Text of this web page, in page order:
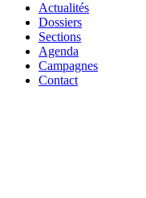
Actualités
Dossiers
Sections
Agenda
Campagnes
Contact